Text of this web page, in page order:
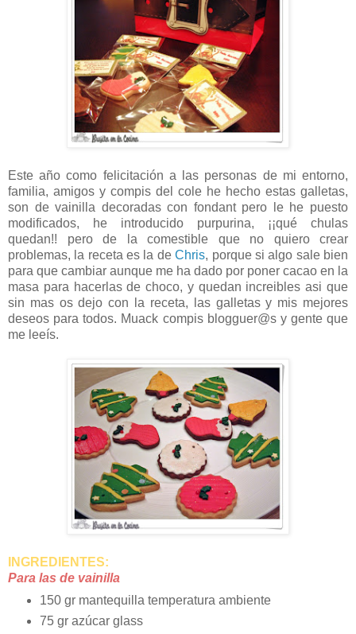
Este año como felicitación a las personas de mi entorno,
familia, amigos y compis del cole he hecho estas galletas,
son de vainilla decoradas con fondant pero le he puesto
modificados, he introducido purpurina, ¡¡qué chulas
quedan!! pero de la comestible que no quiero crear
problemas, la receta es la deChris, porque si algo sale bien
para que cambiar aunque me ha dado por poner cacao en la
masa para hacerlas de choco, y quedan increibles asi que
sin mas os dejo con la receta, las galletas y mis mejores
deseos para todos. Muack compis blogguer@s y gente que
me leeís.
INGREDIENTES:
Para las de vainilla
150 gr mantequilla temperatura ambiente
75 gr azúcar glass